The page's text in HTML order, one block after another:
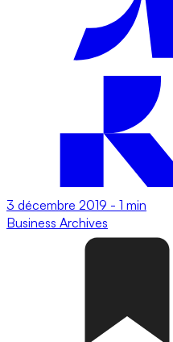
3 décembre 2019 - 1 min
Business Archives